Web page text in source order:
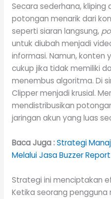
Secara sederhana,
potongan menarik dari
seperti siaran langsung,
untuk diubah menjadi
informasi. Namun, konten
cukup jika tidak memiliki
menembus algoritma. Di
Clipper menjadi krusial.
mendistribusikan
jaringan akun yang luas
Baca Juga :Strategi
Melalui Jasa Buzzer Report
Strategi ini menciptakan
Ketika seorang